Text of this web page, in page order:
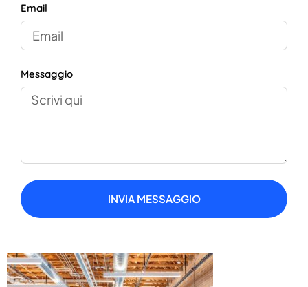
Email
Messaggio
INVIA MESSAGGIO